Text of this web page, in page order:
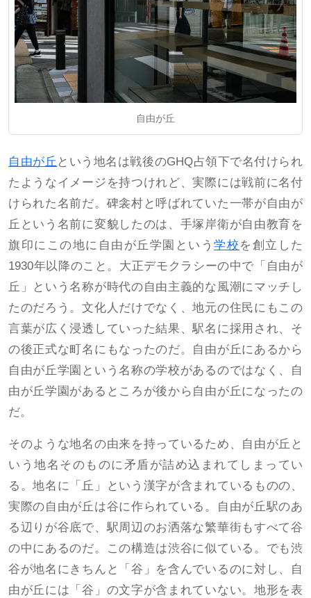
自由が丘
自由が丘 という地名は戦後のGHQ占領下で名付けられ
たようなイメージを持つけれど、実際には戦前に名付
けられた名前だ。碑衾村と呼ばれていた一帯が自由が
丘という名前に変貌したのは、手塚岸衛が自由教育を
旗印にこの地に自由が丘学園という 学校 を創立した
1930年以降のこと。大正デモクラシーの中で「自由が
丘」という名称が時代の自由主義的な風潮にマッチし
たのだろう。文化人だけでなく、地元の住民にもこの
言葉が広く浸透していった結果、駅名に採用され、そ
の後正式な町名にもなったのだ。自由が丘にあるから
自由が丘学園という名称の学校があるのではなく、自
由が丘学園があるところが後から自由が丘になったの
だ。
そのような地名の由来を持っているため、自由が丘と
いう地名そのものに矛盾が詰め込まれてしまってい
る。地名に「丘」という漢字が含まれているものの、
実際の自由が丘は谷に作られている。自由が丘駅のあ
る辺りが谷底で、駅周辺のお洒落な繁華街もすべて谷
の中にあるのだ。この構造は渋谷に似ている。でも渋
谷が地名にきちんと「谷」を含んでいるのに対し、自
由が丘には「谷」の文字が含まれていない。地形を表